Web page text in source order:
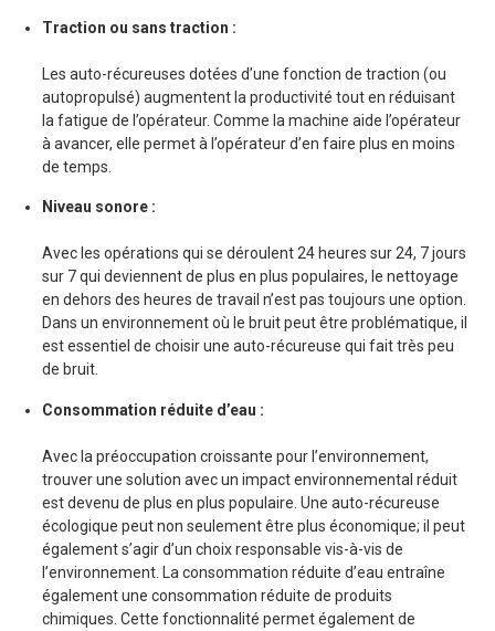
Traction ou sans traction :
Les auto-récureuses dotées d’une fonction de traction (ou
autopropulsé) augmentent la productivité tout en réduisant
la fatigue de l’opérateur. Comme la machine aide l’opérateur
à avancer, elle permet à l’opérateur d’en faire plus en moins
de temps.
Niveau sonore :
Avec les opérations qui se déroulent 24 heures sur 24, 7 jours
sur 7 qui deviennent de plus en plus populaires, le nettoyage
en dehors des heures de travail n’est pas toujours une option.
Dans un environnement où le bruit peut être problématique, il
est essentiel de choisir une auto-récureuse qui fait très peu
de bruit.
Consommation réduite d’eau :
Avec la préoccupation croissante pour l’environnement,
trouver une solution avec un impact environnemental réduit
est devenu de plus en plus populaire. Une auto-récureuse
écologique peut non seulement être plus économique; il peut
également s’agir d’un choix responsable vis-à-vis de
l’environnement. La consommation réduite d’eau entraîne
également une consommation réduite de produits
chimiques. Cette fonctionnalité permet également de